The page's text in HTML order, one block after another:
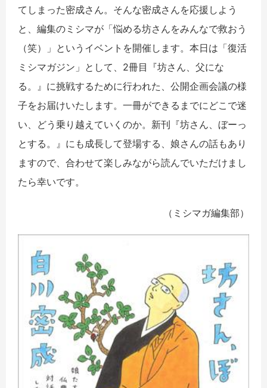
てしまった密成さん。そんな密成さんを応援しよう
と、編集のミシマが「悩める坊さんをみんなで救おう
（笑）」というイベントを開催します。本日は「復活
ミシマガジン」として、2冊目『坊さん、父にな
る。』に挑戦するために行われた、公開企画会議の様
子をお届けいたします。一冊ができるまでにどこで迷
い、どう乗り越えていくのか。新刊『坊さん、ぼーっ
とする。』にも成長して登場する、娘さんの話もあり
ますので、合わせて楽しみながら読んでいただけまし
たら幸いです。
（ミシマガ編集部）